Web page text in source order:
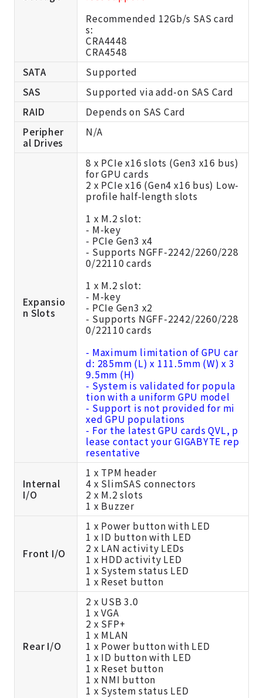
Recommended 12Gb/s SAS card
s:
CRA4448
CRA4548
SATA
Supported
SAS
Supported via add-on SAS Card
RAID
Depends on SAS Card
Peripher
al Drives
N/A
Expansio
n Slots
8 x PCIe x16 slots (Gen3 x16 bus)
for GPU cards
2 x PCIe x16 (Gen4 x16 bus) Low-
profile half-length slots
1 x M.2 slot:
- M-key
- PCIe Gen3 x4
- Supports NGFF-2242/2260/228
0/22110 cards
1 x M.2 slot:
- M-key
- PCIe Gen3 x2
- Supports NGFF-2242/2260/228
0/22110 cards
- Maximum limitation of GPU car
d: 285mm (L) x 111.5mm (W) x 3
9.5mm (H)
- System is validated for popula
tion with a uniform GPU model
- Support is not provided for mi
xed GPU populations
- For the latest GPU cards QVL, p
lease contact your GIGABYTE rep
resentative
Internal
I/O
1 x TPM header
4 x SlimSAS connectors
2 x M.2 slots
1 x Buzzer
Front I/O
1 x Power button with LED
1 x ID button with LED
2 x LAN activity LEDs
1 x HDD activity LED
1 x System status LED
1 x Reset button
Rear I/O
2 x USB 3.0
1 x VGA
2 x SFP+
1 x MLAN
1 x Power button with LED
1 x ID button with LED
1 x Reset button
1 x NMI button
1 x System status LED